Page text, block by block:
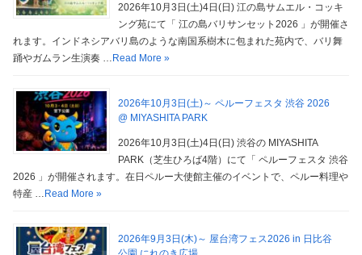
2026年10月3日(土)4日(日) 江の島サムエル・コッキ
ング苑にて「 江の島バリサンセット2026 」が開催さ
れます。インドネシアバリ島のような南国系樹木に包まれた苑内で、バリ舞
踊やガムラン生演奏 … Read More »
2026年10月3日(土)～ ペルーフェスタ 渋谷 2026
@ MIYASHITA PARK
2026年10月3日(土)4日(日) 渋谷の MIYASHITA
PARK（芝生ひろば4階）にて「 ペルーフェスタ 渋谷
2026 」が開催されます。在日ペルー大使館主催のイベントで、ペルー料理や
特産 … Read More »
2026年9月3日(木)～ 屋台湾フェス2026 in 日比谷